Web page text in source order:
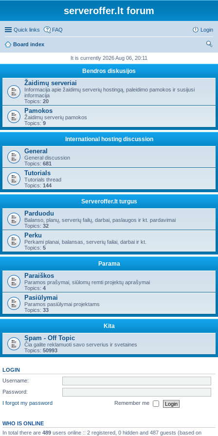
serveroffer.lt forum
Quick links FAQ Login
Board index
It is currently 2026 Aug 06, 20:11
Bendros diskusijos
Žaidimų serveriai
Informacija apie žaidimų serverių hostingą, paleidimo pamokos ir susijusi
informacija
Topics: 20
Pamokos
Žaidimų serverių pamokos
Topics: 9
International hosting discussion
General
General discussion
Topics: 681
Tutorials
Tutorials thread
Topics: 144
Serveroffer.lt turgus
Parduodu
Balanso, planų, serverių failų, darbai, paslaugos ir kt. pardavimai
Topics: 32
Perku
Perkami planai, balansas, serverių failai, darbai ir kt.
Topics: 5
Parama
Paraiškos
Paramos prašymai, siūlomų remti projektų aprašymai
Topics: 4
Pasiūlymai
Paramos pasiūlymai projektams
Topics: 33
Kita
Spam - Off Topic
Čia galite reklamuoti savo serverius ir svetaines
Topics: 50993
LOGIN
Username:
Password:
I forgot my password
Remember me
WHO IS ONLINE
In total there are 489 users online :: 2 registered, 0 hidden and 487 guests (based on